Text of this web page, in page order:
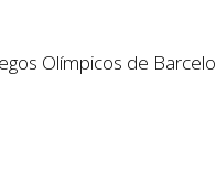
Olímpicos de